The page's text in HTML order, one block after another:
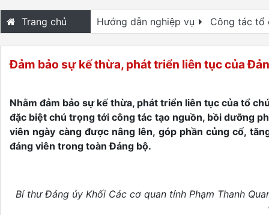
Trang chủ Hướng dẫn nghiệp vụ Công tác tổ
Đảm bảo sự kế thừa, phát triển liên tục của
Nhằm đảm bảo sự kế thừa, phát triển liên tục của tổ
đặc biệt chú trọng tới công tác tạo nguồn, bồi dưỡng
viên ngày càng được nâng lên, góp phần củng cố,
đảng viên trong toàn Đảng bộ.
Bí thư Đảng ủy Khối Các cơ quan tỉnh Phạm Thanh